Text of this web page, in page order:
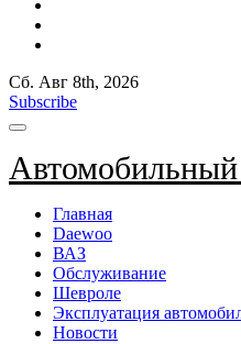
Сб. Авг 8th, 2026
Subscribe
Автомобильный
Главная
Daewoo
ВАЗ
Обслуживание
Шевроле
Эксплуатация
Новости